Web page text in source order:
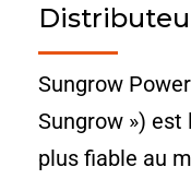
Sungrow
Sungrow ») est
plus fiable au